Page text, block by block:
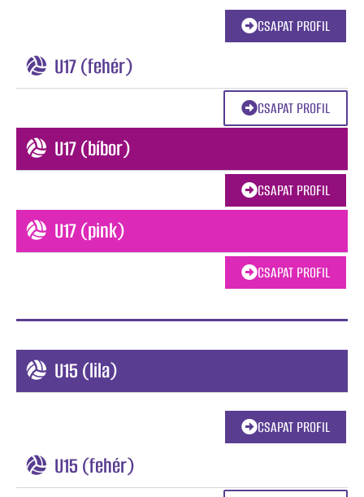
CSAPAT PROFIL
U17 (fehér)
CSAPAT PROFIL
U17 (bíbor)
CSAPAT PROFIL
U17 (pink)
CSAPAT PROFIL
U15 (lila)
CSAPAT PROFIL
U15 (fehér)